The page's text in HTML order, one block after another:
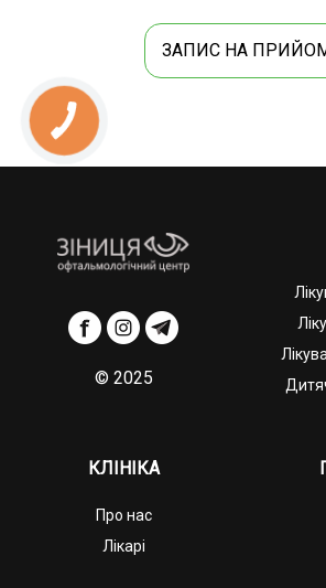
ЗАПИС НА
© 2025
КЛІНІКА
Про нас
Лікарі